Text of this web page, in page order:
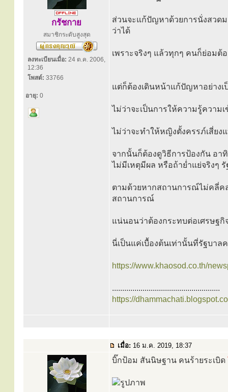
กรัชกาย
สมาชิกระดับสูงสุด
ลงทะเบียนเมื่อ: 24 ต.ค. 2006,
12:36
โพสต์: 33766
อายุ: 0
ส่วนจะแก้ปัญหาด้วยการนั่งสวด
ว่าได้
เพราะจริงๆ แล้วทุกๆ คนก็ย่อมต้
แต่ก็ต้องเดินหน้าแก้ปัญหาอย่างเ
ไม่ว่าจะเป็นการให้ความรู้ความ
ไม่ว่าจะทำให้หญิงตั้งครรภ์เสี่ยง
จากนั้นก็ต้องดูวิธีการป้องกัน อา
ไม่มีเหตุมีผล หรือถ้าย่ำแย่จริงๆ
ตามด้วยหากสถานการณ์ไม่คลี่ค
สถานการณ์
แน่นอนว่าต้องกระทบต่อเศรษฐ
นี่เป็นแค่เบื้องต้นเท่านั้นที่รัฐบาล
https://www.khaosod.co.th/
.....................................................
https://
เมื่อ: 16 ม.ค. 2019, 18:37
บิ๊กป้อม สันนิษฐาน คนร้ายระเบิด